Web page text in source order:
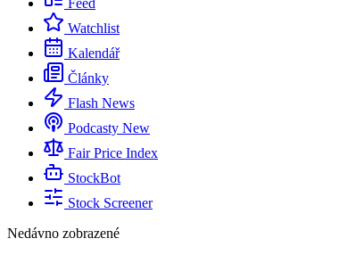
Feed
Watchlist
Kalendář
Články
Flash News
Podcasty New
Fair Price Index
StockBot
Stock Screener
Nedávno zobrazené